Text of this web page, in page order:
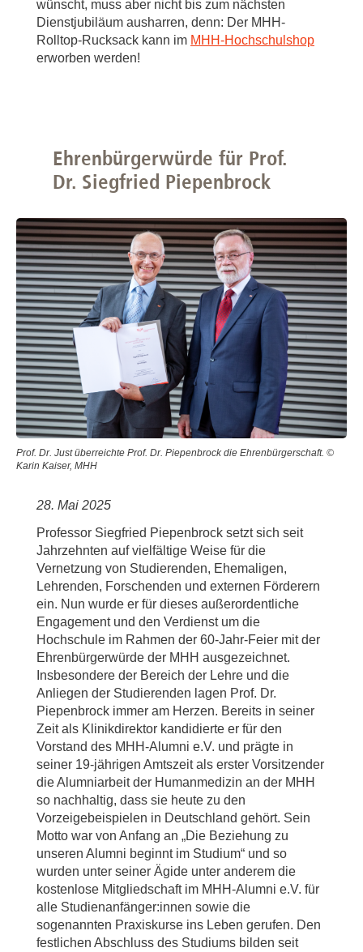
wünscht, muss aber nicht bis zum nächsten
Dienstjubiläum ausharren, denn: Der MHH-
Rolltop-Rucksack kann im MHH-Hochschulshop
erworben werden!
Ehrenbürgerwürde für Prof.
Dr. Siegfried Piepenbrock
Prof. Dr. Just überreichte Prof. Dr. Piepenbrock die Ehrenbürgerschaft. ©
Karin Kaiser, MHH
28. Mai 2025
Professor Siegfried Piepenbrock setzt sich seit
Jahrzehnten auf vielfältige Weise für die
Vernetzung von Studierenden, Ehemaligen,
Lehrenden, Forschenden und externen Förderern
ein. Nun wurde er für dieses außerordentliche
Engagement und den Verdienst um die
Hochschule im Rahmen der 60-Jahr-Feier mit der
Ehrenbürgerwürde der MHH ausgezeichnet.
Insbesondere der Bereich der Lehre und die
Anliegen der Studierenden lagen Prof. Dr.
Piepenbrock immer am Herzen. Bereits in seiner
Zeit als Klinikdirektor kandidierte er für den
Vorstand des MHH-Alumni e.V. und prägte in
seiner 19-jährigen Amtszeit als erster Vorsitzender
die Alumniarbeit der Humanmedizin an der MHH
so nachhaltig, dass sie heute zu den
Vorzeigebeispielen in Deutschland gehört. Sein
Motto war von Anfang an „Die Beziehung zu
unseren Alumni beginnt im Studium“ und so
wurden unter seiner Ägide unter anderem die
kostenlose Mitgliedschaft im MHH-Alumni e.V. für
alle Studienanfänger:innen sowie die
sogenannten Praxiskurse ins Leben gerufen. Den
festlichen Abschluss des Studiums bilden seit